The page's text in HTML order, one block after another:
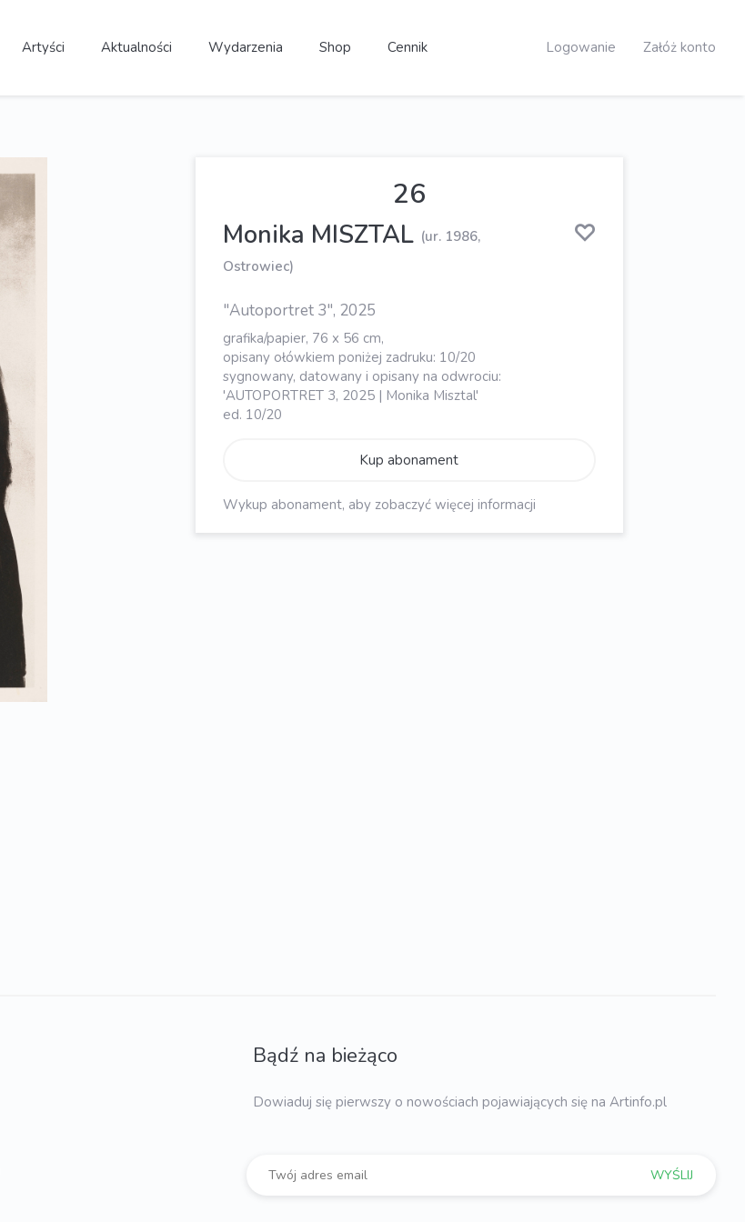
Artyści Aktualności Wydarzenia Shop Cennik Logowanie Załóż konto
26
Monika MISZTAL (ur. 1986,
Ostrowiec)
"Autoportret 3", 2025
grafika/papier, 76 x 56 cm,
opisany ołówkiem poniżej zadruku: 10/20
sygnowany, datowany i opisany na odwrociu:
'AUTOPORTRET 3, 2025 | Monika Misztal'
ed. 10/20
Kup abonament
Wykup abonament, aby zobaczyć więcej informacji
Bądź na bieżąco
Dowiaduj się pierwszy o nowościach pojawiających się na Artinfo.pl
WYŚLIJ